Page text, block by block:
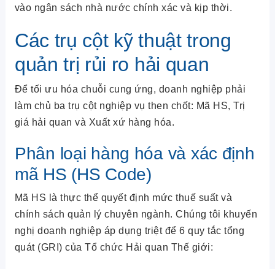
vào ngân sách nhà nước chính xác và kịp thời.
Các trụ cột kỹ thuật trong
quản trị rủi ro hải quan
Để tối ưu hóa chuỗi cung ứng, doanh nghiệp phải
làm chủ ba trụ cột nghiệp vụ then chốt: Mã HS, Trị
giá hải quan và Xuất xứ hàng hóa.
Phân loại hàng hóa và xác định
mã HS (HS Code)
Mã HS là thực thể quyết định mức thuế suất và
chính sách quản lý chuyên ngành. Chúng tôi khuyến
nghị doanh nghiệp áp dụng triệt để 6 quy tắc tổng
quát (GRI) của Tổ chức Hải quan Thế giới: